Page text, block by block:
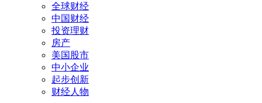
全球财经
中国财经
投资理财
房产
美国股市
中小企业
起步创新
财经人物